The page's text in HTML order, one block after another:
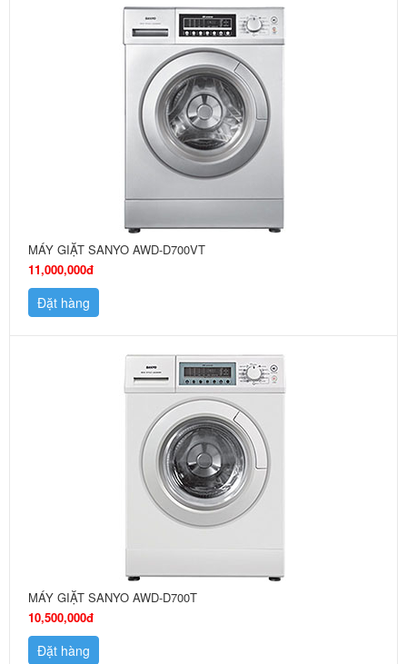
MÁY GIẶT SANYO AWD-D700VT
11,000,000đ
Đặt hàng
MÁY GIẶT SANYO AWD-D700T
10,500,000đ
Đặt hàng